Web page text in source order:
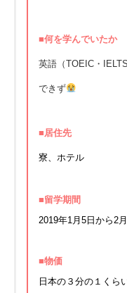
■何を学んでいたか
英語（TOEIC・
できず
■居住先
寮、ホテル
■留学期間
2019年1月5日から2
■物価
日本の３分の１くら